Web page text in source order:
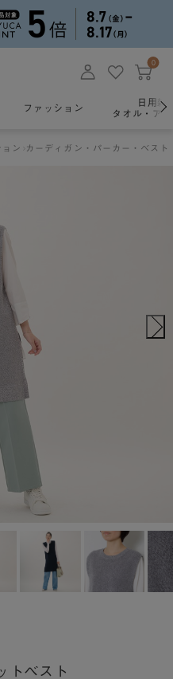
0
ファッション
日用雑
タオル・ア
ン カーディガン・パーカー・ベスト
トベスト